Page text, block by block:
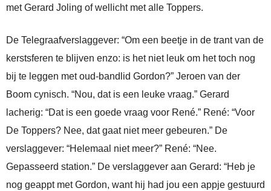
met Gerard Joling of wellicht met alle Toppers.
De Telegraafverslaggever: “Om een beetje in de trant van de
kerstsferen te blijven enzo: is het niet leuk om het toch nog
bij te leggen met oud-bandlid Gordon?” Jeroen van der
Boom cynisch. “Nou, dat is een leuke vraag.” Gerard
lacherig: “Dat is een goede vraag voor René.” René: “Voor
De Toppers? Nee, dat gaat niet meer gebeuren.” De
verslaggever: “Helemaal niet meer?” René: “Nee.
Gepasseerd station.” De verslaggever aan Gerard: “Heb je
nog geappt met Gordon, want hij had jou een appje gestuurd